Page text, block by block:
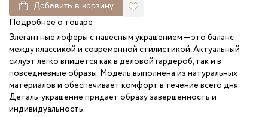
Добавить в корзину
Подробнее о товаре
Элегантные лоферы с навесным украшением — это баланс
между классикой и современной стилистикой. Актуальный
силуэт легко впишется как в деловой гардероб, так и в
повседневные образы. Модель выполнена из натуральных
материалов и обеспечивает комфорт в течение всего дня.
Деталь-украшение придаёт образу завершённость и
индивидуальность.